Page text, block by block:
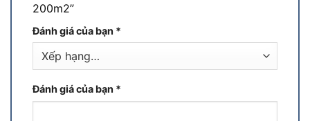
200m2”
Đánh giá của bạn *
Đánh giá của bạn *